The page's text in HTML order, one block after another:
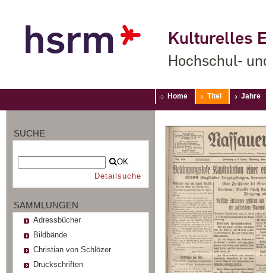
Kulturelles
Hochschul-
Home Titel Jahre
SUCHE
OK
Detailsuche
SAMMLUNGEN
Adressbücher
Bildbände
Christian von Schlözer
Druckschriften